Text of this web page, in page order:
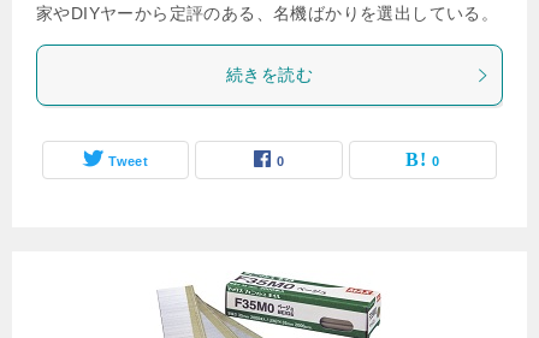
家やDIYヤーから定評のある、名機ばかりを選出している。
続きを読む
Tweet 0 0